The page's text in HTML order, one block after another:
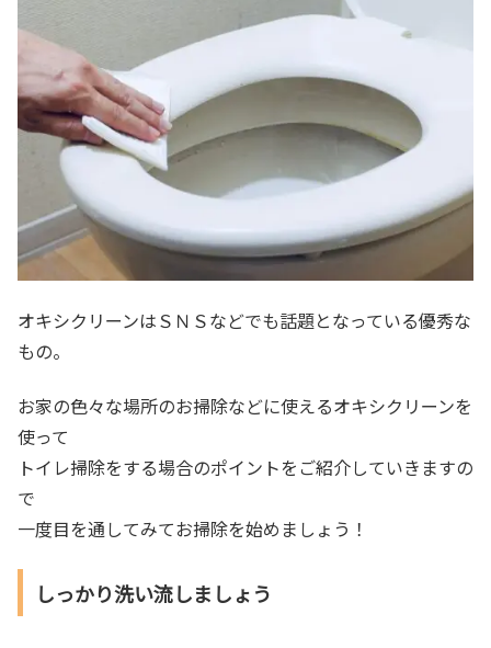
オキシクリーンはＳＮＳなどでも話題となっている優秀な
もの。
お家の色々な場所のお掃除などに使えるオキシクリーンを
使って
トイレ掃除をする場合のポイントをご紹介していきますの
で
一度目を通してみてお掃除を始めましょう！
しっかり洗い流しましょう